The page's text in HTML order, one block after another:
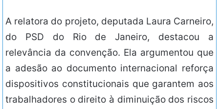
A relatora do projeto, deputada Laura Carneiro,
do PSD do Rio de Janeiro, destacou a
relevância da convenção. Ela argumentou que
a adesão ao documento internacional reforça
dispositivos constitucionais que garantem aos
trabalhadores o direito à diminuição dos riscos